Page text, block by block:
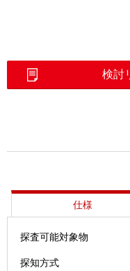
検討
仕様
探査可能対象物
探知方式